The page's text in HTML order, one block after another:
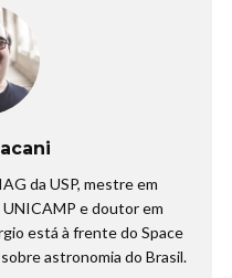
da USP, mestre em
e doutor em
está à frente do Space
astronomia do Brasil.